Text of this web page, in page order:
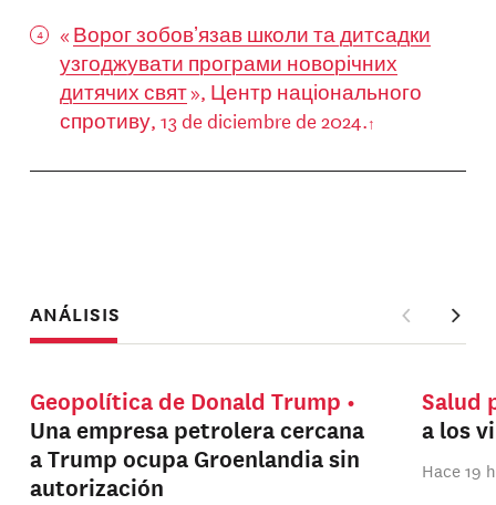
« Ворог зобовʼязав школи та дитсадки
узгоджувати програми новорічних
дитячих свят», Центр національного
спротиву, 13 de diciembre de 2024.
ANÁLISIS
Geopolítica de Donald Trump
Una empresa petrolera cercana
a Trump ocupa Groenlandia sin
autorización
Salud
a los
Hace 19